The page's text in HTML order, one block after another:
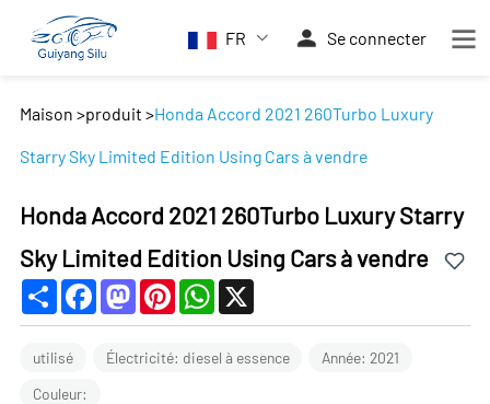
FR Se connecter
Maison >produit >Honda Accord 2021 260Turbo Luxury
Starry Sky Limited Edition Using Cars à vendre
Honda Accord 2021 260Turbo Luxury Starry
Sky Limited Edition Using Cars à vendre
ShareFacebookMastodonPinterestWhatsApp
X
utilisé Électricité: diesel à essence
Année: 2021
Couleur: